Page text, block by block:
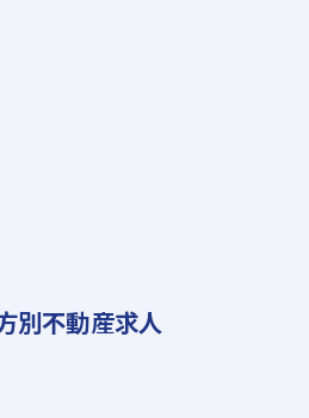
別不動産求人